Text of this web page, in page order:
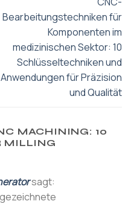
Bearbeitungstechniken für
Komponenten im
medizinischen Sektor: 10
Schlüsseltechniken und
Anwendungen für Präzision
und Qualität
MACHINING: 10
MILLING
sagt: